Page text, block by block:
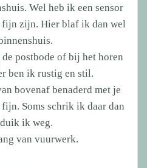
Wel heb ik een sensor
fijn zijn. Hier blaf ik dan wel
postbode of bij het horen
ben ik rustig en stil.
bovenaf benaderd met je
Soms schrik ik daar dan
ik weg.
van vuurwerk.